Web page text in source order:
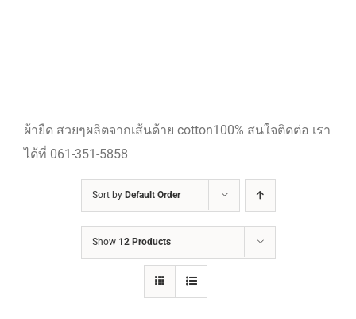
ผ้ายืด สวยๆผลิตจากเส้นด้าย cotton100% สนใจติดต่อ เรา
ได้ที่ 061-351-5858
Sort by Default Order
Show 12 Products